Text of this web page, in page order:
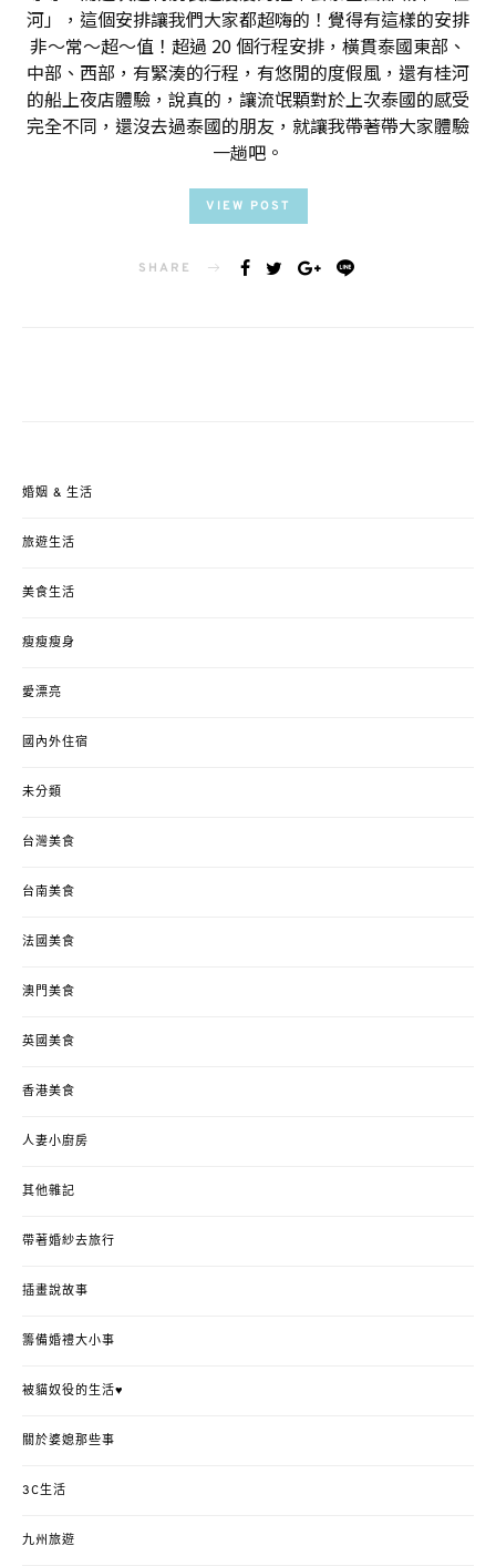
河」，這個安排讓我們大家都超嗨的！覺得有這樣的安排
非～常～超～值！超過 20 個行程安排，橫貫泰國東部、
中部、西部，有緊湊的行程，有悠閒的度假風，還有桂河
的船上夜店體驗，說真的，讓流氓顆對於上次泰國的感受
完全不同，還沒去過泰國的朋友，就讓我帶著帶大家體驗
一趟吧。
VIEW POST
SHARE
婚姻 & 生活
旅遊生活
美食生活
瘦瘦瘦身
愛漂亮
國內外住宿
未分類
台灣美食
台南美食
法國美食
澳門美食
英國美食
香港美食
人妻小廚房
其他雜記
帶著婚紗去旅行
插畫說故事
籌備婚禮大小事
被貓奴役的生活♥
關於婆媳那些事
3C生活
九州旅遊